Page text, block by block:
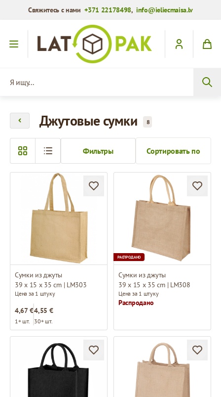
Свяжитесь с нами+371 22178498,info@ieliecmaisa.lv
Перейти к содержимому
Джутовые сумки 8
Сортировать по
Фильтры
Сумки из джуты
39 x 15 x 35 cm | LM303
Цена за 1 штуку
4,67 €
1+ шт.
4,55 €
30+ шт.
РАСПРОДАНО
Сумки из джуты
39 x 15 x 35 cm | LM308
Цена за 1 штуку
Распродано